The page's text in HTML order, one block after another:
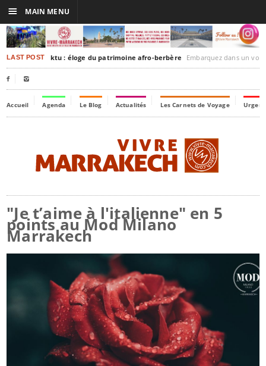
LAST POSTTimbuktu : éloge du patrimoine afro-berbère Embarquez dans un voyage culturel dans le
 
Accueil Agenda Le Blog Actualités Les Carnets de Voyage
"Je t’aime à l'italienne" en 5
points au Mod Milano
Marrakech
☰ MAIN MENU